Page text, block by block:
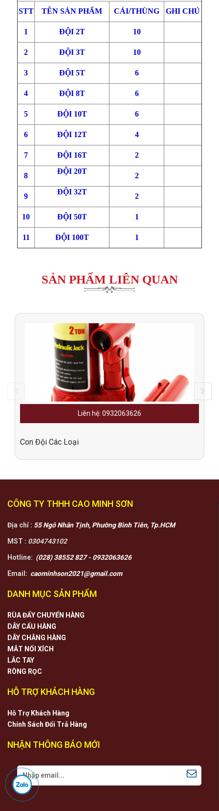
STT
TÊN SẢN PHẨM CÁI/THÙNG GHI CHÚ
1 ĐỘI 2T 10
2 ĐỘI 3T 10
3 ĐỘI 5T 6
4 ĐỘI 8T 6
5 ĐỘI 10T 6
6 ĐỘI 12T 4
7 ĐỘI 16T 2
8
ĐỘI 20T
2
9
ĐỘI 32T
2
10 ĐỘI 50T 1
11 ĐỘI 100T 1
SẢN PHẨM LIÊN QUAN
Con Đội Các Loại
Liên hệ: 0932063626
CÔNG TY THHH CAO MINH SƠN
Địa chỉ : 55 Ngô Nhân Tịnh, Phường Bình Tiên, Tp.HCM
MST : 0304743102
Hotline: (028) 38552 827 - 0932063626
Email: caominhson2021@gmail.com
DANH MỤC SẢN PHẨM
RÙA ĐẨY CHUYỂN HÀNG
DÂY CẨU HÀNG
DÂY CHẰNG HÀNG
MẮT NỐI XÍCH
LẮC TAY
RÒNG RỌC
HỖ TRỢ KHÁCH HÀNG
Hỗ Trợ Khách Hàng
Chính Sách Đổi Trả Hàng
NHẬN THÔNG BÁO MỚI